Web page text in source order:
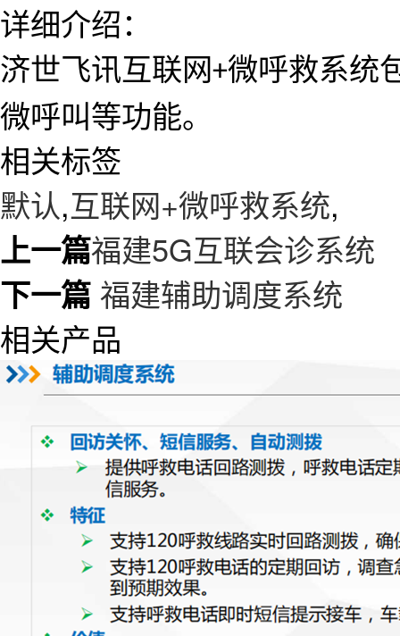
详细介绍：
济世飞讯互联网+微呼救系统
微呼叫等功能。
相关标签
默认,互联网+微呼救系统,
上一篇福建5G互联会诊系统
下一篇 福建辅助调度系统
相关产品